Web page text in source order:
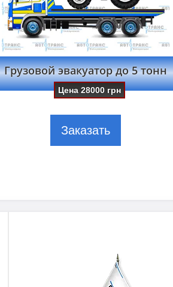
Грузовой эвакуатор до 5 тонн
Цена28000 грн
Заказать